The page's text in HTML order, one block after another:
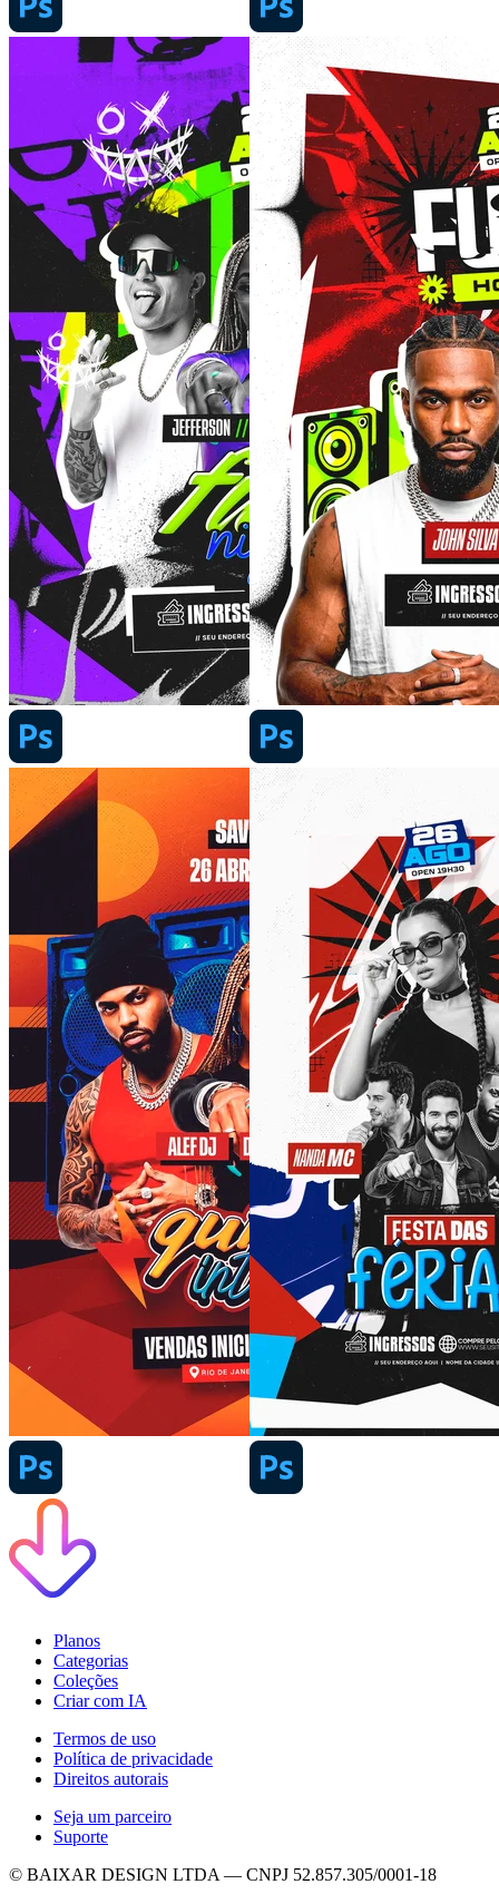
Planos
Categorias
Coleções
Criar com IA
Termos de uso
Política de privacidade
Direitos autorais
Seja um parceiro
Suporte
© BAIXAR DESIGN LTDA — CNPJ 52.857.305/0001-18